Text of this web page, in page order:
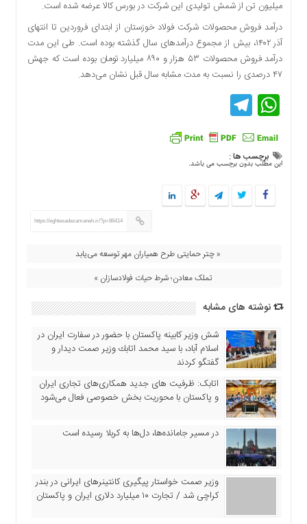
یادداشت
چند
رسانه
یادداشت
میلیون تن از شمش تولیدی این شرکت در بورس کالا عرضه شده است.
درآمد فروش محصولات شرکت فولاد خوزستان از ابتدای فروردین تا انتهای
آذر ۱۴۰۲، بیش از مجموع درآمدهای سال گذشته بوده است. طی این مدت
درآمد فروش محصولات ۵۳ هزار و ۸۹۰ میلیارد تومان بوده است که جهش
۴۷ درصدی را نسبت به مدت مشابه سال قبل نشان می‌دهد.
WhatsApp
Telegram
برچسب ها :
این مطلب بدون برچسب می باشد.
https://eghtesadezamaneh.ir/?p=86414
« چتر حمایتی طرح همیاران مهر توسعه می‌یابد
تملک معادن؛ شرط حیات فولادسازان »
نوشته های مشابه
شش وزیر کابینه پاکستان با حضور در سفارت ایران در
اسلام آباد، با سيد محمد اتابك وزير صمت ديدار و
گفتگو كردند
اتابک: ظرفیت های جدید همکاری‌های تجاری ایران
و پاکستان با محوریت بخش خصوصی فعال می‌شود
در مسیر جا‌مانده‌ها، دل‌ها به کربلا رسیده است
وزیر صمت خواستار پیگیری کانتینرهای ایرانی در بندر
کراچی شد / تجارت ۱۰ میلیارد دلاری ایران و پاکستان